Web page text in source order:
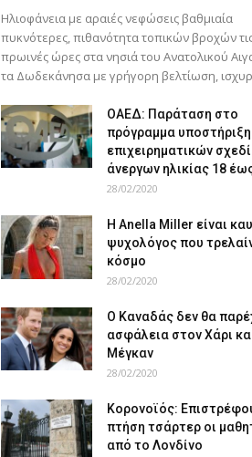
Ηλιοφάνεια με αραιές νεφώσεις βαθμιαία
πυκνότερες, πιθανότητα τοπικών βροχών
πρωινές ώρες στα νησιά του Ανατολικού
τα Δωδεκάνησα με γρήγορη βελτίωση,
ΟΑΕΔ: Παράταση στο
πρόγραμμα
επιχειρηματικών
άνεργων ηλικίας 18
28/02/2020
Η Anella Miller είναι
ψυχολόγος που
κόσμο
28/02/2020
Ο Καναδάς δεν θα
ασφάλεια στον Χάρι
Μέγκαν
28/02/2020
Κορονοϊός:
πτήση τσάρτερ οι
από το Λονδίνο